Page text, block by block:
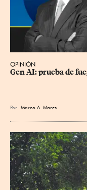
OPINIÓN
Gen AI: prueba de
Por Marco A. Mares